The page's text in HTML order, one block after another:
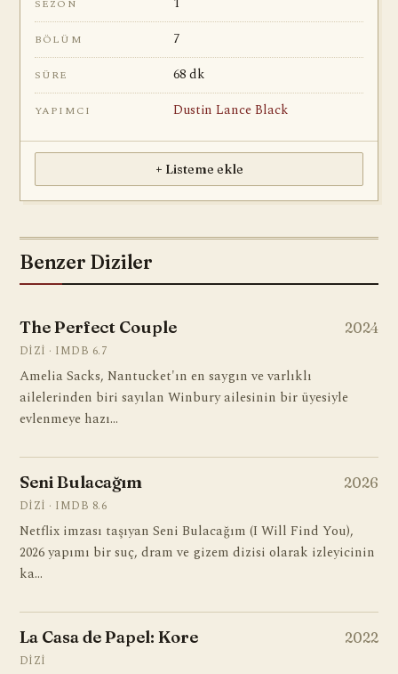
SEZON
BÖLÜM 7
SÜRE 68 dk
YAPIMCI Dustin Lance Black
+ Listeme ekle
Benzer Diziler
The Perfect Couple 2024
DIZI · IMDB 6.7
Amelia Sacks, Nantucket'ın en saygın ve varlıklı
ailelerinden biri sayılan Winbury ailesinin bir üyesiyle
evlenmeye hazı…
Seni Bulacağım 2026
DIZI · IMDB 8.6
Netflix imzası taşıyan Seni Bulacağım (I Will Find You),
2026 yapımı bir suç, dram ve gizem dizisi olarak izleyicinin
ka…
La Casa de Papel: Kore 2022
DIZI